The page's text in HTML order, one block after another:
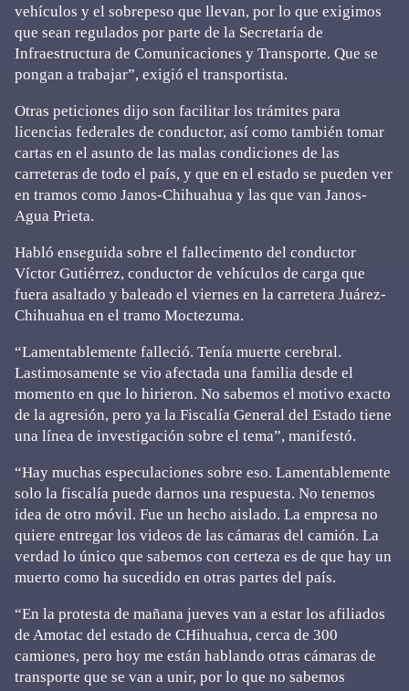
vehículos y el sobrepeso que llevan, por lo que exigimos
que sean regulados por parte de la Secretaría de
Infraestructura de Comunicaciones y Transporte. Que se
pongan a trabajar”, exigió el transportista.
Otras peticiones dijo son facilitar los trámites para
licencias federales de conductor, así como también tomar
cartas en el asunto de las malas condiciones de las
carreteras de todo el país, y que en el estado se pueden ver
en tramos como Janos-Chihuahua y las que van Janos-
Agua Prieta.
Habló enseguida sobre el fallecimento del conductor
Víctor Gutiérrez, conductor de vehículos de carga que
fuera asaltado y baleado el viernes en la carretera Juárez-
Chihuahua en el tramo Moctezuma.
“Lamentablemente falleció. Tenía muerte cerebral.
Lastimosamente se vio afectada una familia desde el
momento en que lo hirieron. No sabemos el motivo exacto
de la agresión, pero ya la Fiscalía General del Estado tiene
una línea de investigación sobre el tema”, manifestó.
“Hay muchas especulaciones sobre eso. Lamentablemente
solo la fiscalía puede darnos una respuesta. No tenemos
idea de otro móvil. Fue un hecho aislado. La empresa no
quiere entregar los videos de las cámaras del camión. La
verdad lo único que sabemos con certeza es de que hay un
muerto como ha sucedido en otras partes del país.
“En la protesta de mañana jueves van a estar los afiliados
de Amotac del estado de CHihuahua, cerca de 300
camiones, pero hoy me están hablando otras cámaras de
transporte que se van a unir, por lo que no sabemos